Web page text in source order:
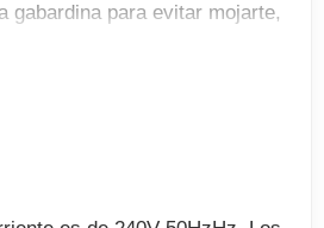
gabardina para evitar mojarte,
poder disfrutar de